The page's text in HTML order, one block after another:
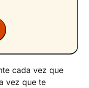
cada vez que
vez que te